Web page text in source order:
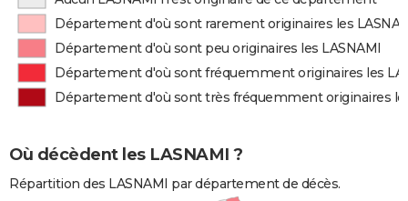
Département d'où sont rarement originaires les
Département d'où sont peu originaires les LASNAMI
Département d'où sont fréquemment originaires les
Département d'où sont très fréquemment originaires
Où décèdent les LASNAMI ?
Répartition des LASNAMI par département de décès.